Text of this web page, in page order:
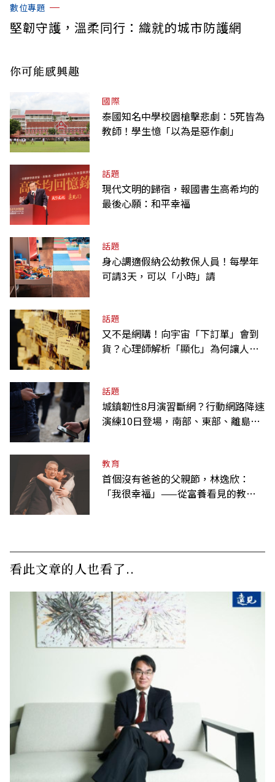
數位專題
堅韌守護，溫柔同行：織就的城市防護網
你可能感興趣
國際
泰國知名中學校園槍擊悲劇：5死皆為
教師！學生憶「以為是惡作劇」
話題
現代文明的歸宿，報國書生高希均的
最後心願：和平幸福
話題
身心調適假納公幼教保人員！每學年
可請3天，可以「小時」請
話題
又不是網購！向宇宙「下訂單」會到
貨？心理師解析「顯化」為何讓人無
話題
城鎮韌性8月演習斷網？行動網路降速
演練10日登場，南部、東部、離島為
教育
首個沒有爸爸的父親節，林逸欣：
「我很幸福」——從富養看見的教養
看此文章的人也看了..